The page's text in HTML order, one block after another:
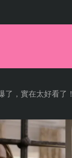
了，實在太好看了！